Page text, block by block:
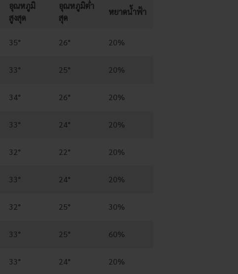
อุณหภูมิ
สูงสุด
อุณหภูมิต่ำ
สุด
หยาดน้ำฟ้า
35° 26° 20%
33° 25° 20%
34° 26° 20%
33° 24° 20%
32° 22° 20%
33° 24° 20%
32° 25° 30%
33° 25° 60%
33° 24° 20%